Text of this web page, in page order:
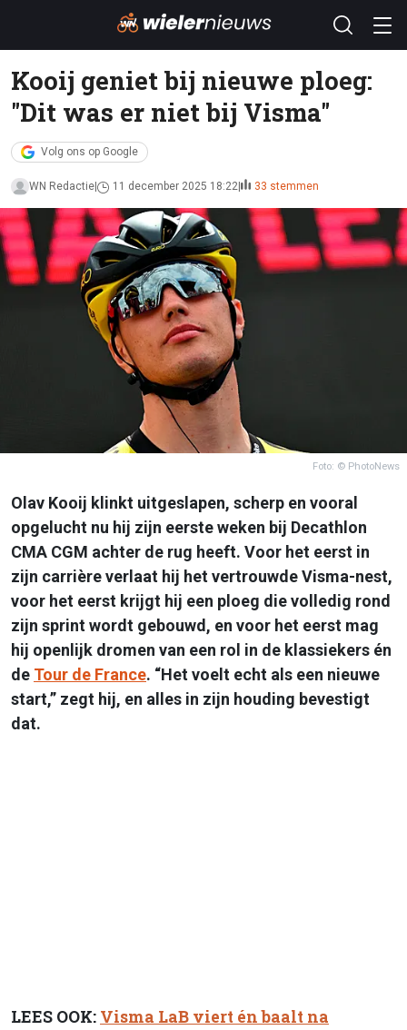
Kooij geniet bij nieuwe ploeg:
"Dit was er niet bij Visma"
Volg ons op Google
WN Redactie 11 december 2025 18:22 33 stemmen
Foto: © PhotoNews
Olav Kooij klinkt uitgeslapen, scherp en vooral
opgelucht nu hij zijn eerste weken bij Decathlon
CMA CGM achter de rug heeft. Voor het eerst in
zijn carrière verlaat hij het vertrouwde Visma-nest,
voor het eerst krijgt hij een ploeg die volledig rond
zijn sprint wordt gebouwd, en voor het eerst mag
hij openlijk dromen van een rol in de klassiekers én
de Tour de France. “Het voelt echt als een nieuwe
start,” zegt hij, en alles in zijn houding bevestigt
dat.
LEES OOK: Visma LaB viert én baalt na